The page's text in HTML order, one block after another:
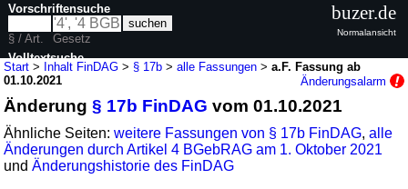
Start > Inhalt FinDAG > § 17b >alle Fassungen >a.F. Fassung ab
01.10.2021
Änderungsalarm
Änderung§ 17b FinDAG vom 01.10.2021
Ähnliche Seiten:weitere Fassungen von § 17b FinDAG,alle
Änderungen durch Artikel 4 BGebRAG am 1. Oktober 2021
undÄnderungshistorie des FinDAG
Vorschriftensuche
§ / Art.
Gesetz
Volltextsuche
buzer.de
Normalansicht